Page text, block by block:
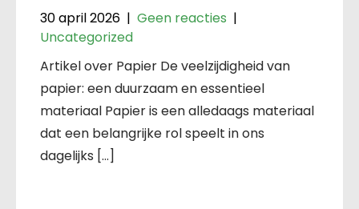
30 april 2026 | Geen reacties |
Uncategorized
Artikel over Papier De veelzijdigheid van
papier: een duurzaam en essentieel
materiaal Papier is een alledaags materiaal
dat een belangrijke rol speelt in ons
dagelijks […]